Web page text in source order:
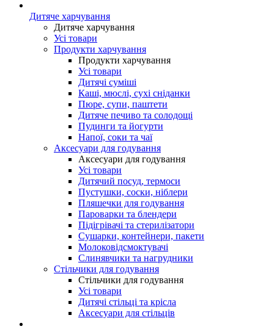
Дитяче харчування
Дитяче харчування
Усі товари
Продукти харчування
Продукти харчування
Усі товари
Дитячі суміші
Каші, мюслі, сухі сніданки
Пюре, супи, паштети
Дитяче печиво та солодощі
Пудинги та йогурти
Напої, соки та чаї
Аксесуари для годування
Аксесуари для годування
Усі товари
Дитячий посуд, термоси
Пустушки, соски, ніблери
Пляшечки для годування
Пароварки та блендери
Підігрівачі та стерилізатори
Сушарки, контейнери, пакети
Молоковідсмоктувачі
Слинявчики та нагрудники
Стільчики для годування
Стільчики для годування
Усі товари
Дитячі стільці та крісла
Аксесуари для стільців